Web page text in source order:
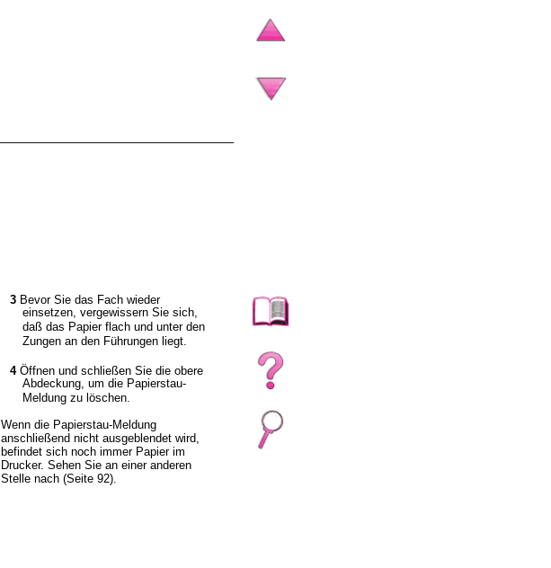
3 Bevor Sie das Fach wieder
einsetzen, vergewissern Sie sich,
daß das Papier flach und unter den
Zungen an den Führungen liegt.
4 Öffnen und schließen Sie die obere
Abdeckung, um die Papierstau-
Meldung zu löschen.
Wenn die Papierstau-Meldung
anschließend nicht ausgeblendet wird,
befindet sich noch immer Papier im
Drucker. Sehen Sie an einer anderen
Stelle nach (Seite 92).